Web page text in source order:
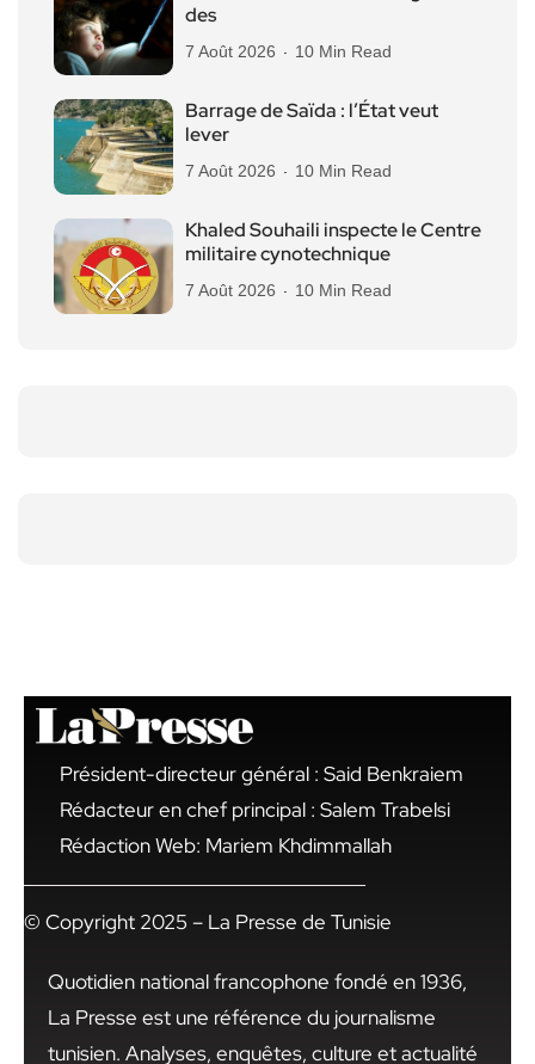
des
7 Août 2026 10 Min Read
Barrage de Saïda : l’État veut
lever
7 Août 2026 10 Min Read
Khaled Souhaili inspecte le Centre
militaire cynotechnique
7 Août 2026 10 Min Read
Président-directeur général : Said Benkraiem
Rédacteur en chef principal : Salem Trabelsi
Rédaction Web: Mariem Khdimmallah
© Copyright 2025 – La Presse de Tunisie
Quotidien national francophone fondé en 1936,
La Presse est une référence du journalisme
tunisien. Analyses, enquêtes, culture et actualité